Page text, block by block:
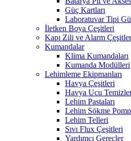
Güç Kartları
Laboratuvar Tipi
İletken Boya Çeşitleri
Kapı Zili ve Alarm
Kumandalar
Klima Kumandaları
Kumanda Modülleri
Lehimleme Ekipmanları
Havya Çeşitleri
Havya Ucu
Lehim Pastaları
Lehim Sökme
Lehim Telleri
Sıvı Flux Çeşitleri
Yardımcı Gereçler